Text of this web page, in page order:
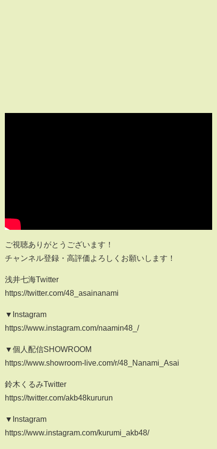
ご視聴ありがとうございます！
チャンネル登録・高評価よろしくお願いします！
浅井七海Twitter
https://twitter.com/48_asainanami
▼Instagram
https://www.instagram.com/naamin48_/
▼個人配信SHOWROOM
https://www.showroom-live.com/r/48_Nanami_Asai
鈴木くるみTwitter
https://twitter.com/akb48kururun
▼Instagram
https://www.instagram.com/kurumi_akb48/